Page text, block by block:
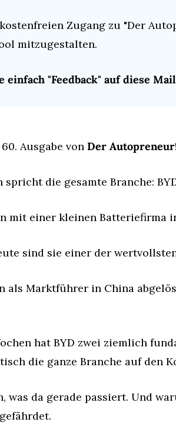
Zugang zu "Der
mitzugestalten.
einfach "Feedback" auf diese Mail
Ausgabe von Der Autopreneur!
die gesamte Branche:
mit einer kleinen Batteriefirma
sind sie einer der
als Marktführer in China
hat BYD zwei ziemlich
die ganze Branche auf den
was da gerade passiert. Und